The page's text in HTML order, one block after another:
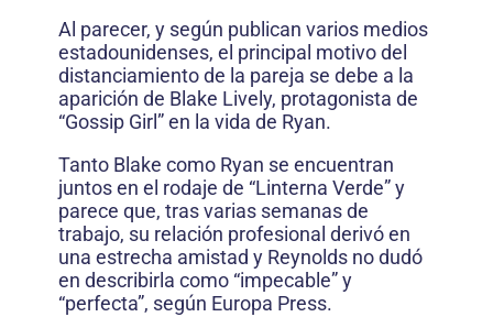
Al parecer, y según publican varios medios
estadounidenses, el principal motivo del
distanciamiento de la pareja se debe a la
aparición de Blake Lively, protagonista de
“Gossip Girl” en la vida de Ryan.
Tanto Blake como Ryan se encuentran
juntos en el rodaje de “Linterna Verde” y
parece que, tras varias semanas de
trabajo, su relación profesional derivó en
una estrecha amistad y Reynolds no dudó
en describirla como “impecable” y
“perfecta”, según Europa Press.